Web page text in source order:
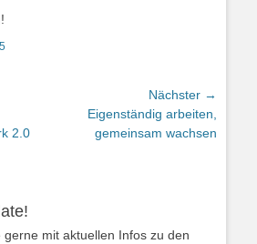
2.0
Nächster →
Nächster
Beitrag:
Eigenständig arbeiten,
gemeinsam wachsen
gerne mit aktuellen Infos zu den